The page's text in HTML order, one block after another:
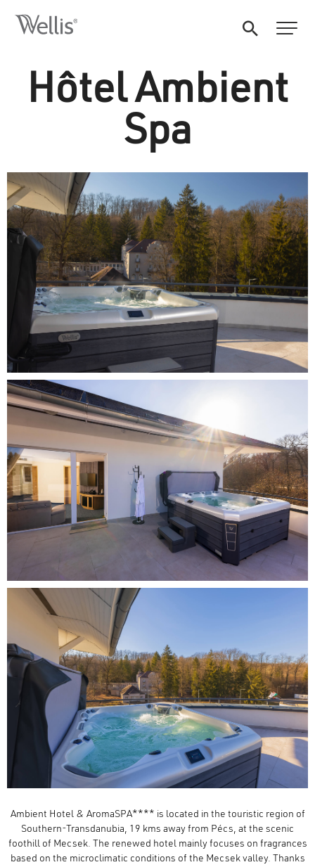
Hôtel Ambient
Spa
Ambient Hotel & AromaSPA**** is located in the touristic region of
Southern-Transdanubia, 19 kms away from Pécs, at the scenic
foothill of Mecsek. The renewed hotel mainly focuses on fragrances
based on the microclimatic conditions of the Mecsek valley. Thanks